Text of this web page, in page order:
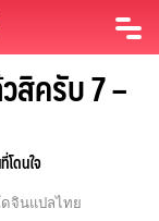
สิครับ 7 –
โดนใจ
จินแปลไทย